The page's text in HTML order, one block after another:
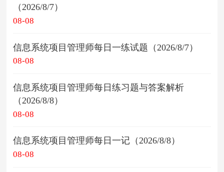
（2026/8/7）
08-08
信息系统项目管理师每日一练试题（2026/8/7）
08-08
信息系统项目管理师每日练习题与答案解析
（2026/8/8）
08-08
信息系统项目管理师每日一记（2026/8/8）
08-08